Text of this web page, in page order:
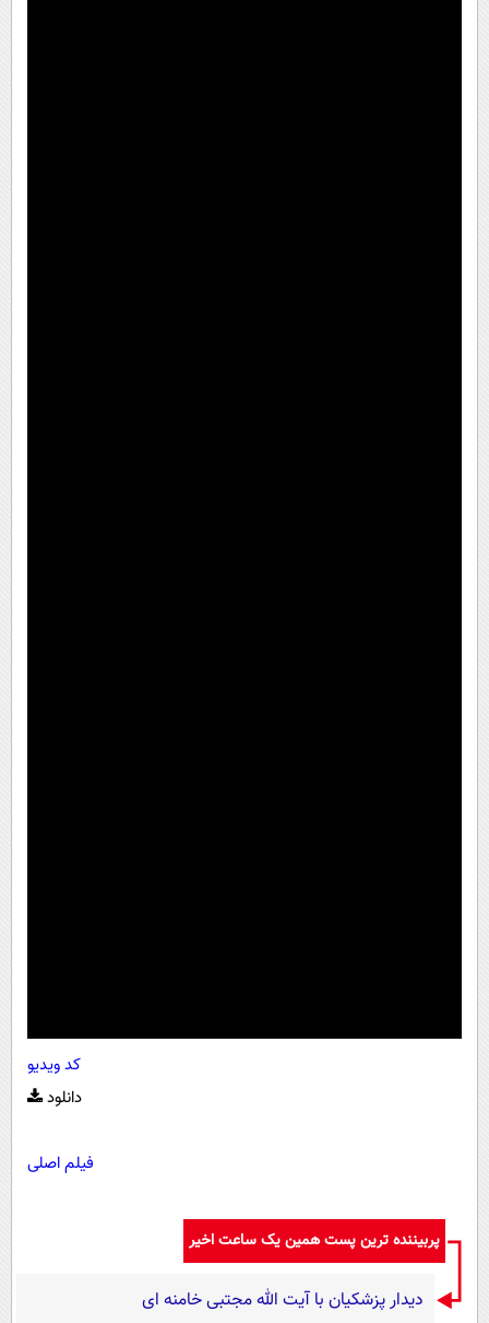
کد ویدیو
دانلود
فیلم اصلی
پربیننده ترین پست همین یک ساعت اخیر
دیدار پزشکیان با آیت الله مجتبی خامنه ای